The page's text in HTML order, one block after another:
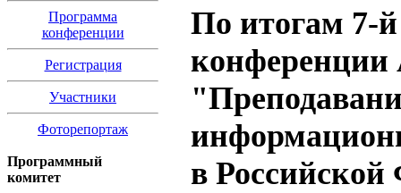
Программа
конференции
Регистрация
Участники
Фоторепортаж
Программный
комитет
По итогам 7-
в